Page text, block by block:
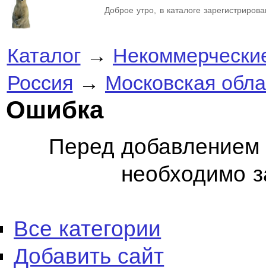
Доброе утро, в каталоге
Каталог→
Россия → Московская
Ошибка
Перед добавлением
необходимо
Все категории
Добавить сайт